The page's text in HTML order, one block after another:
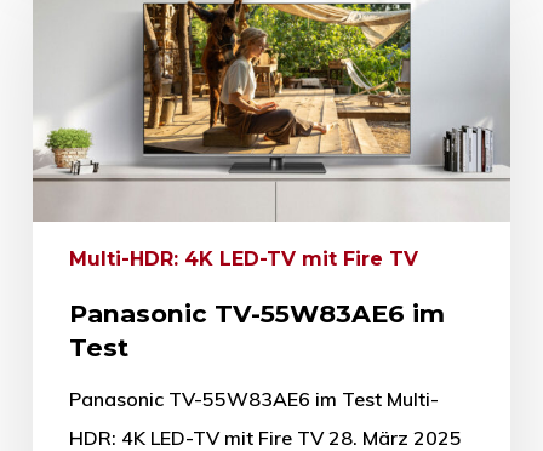
Multi-HDR: 4K LED-TV mit Fire TV
Panasonic TV-55W83AE6 im
Test
Panasonic TV-55W83AE6 im Test Multi-
HDR: 4K LED-TV mit Fire TV 28. März 2025